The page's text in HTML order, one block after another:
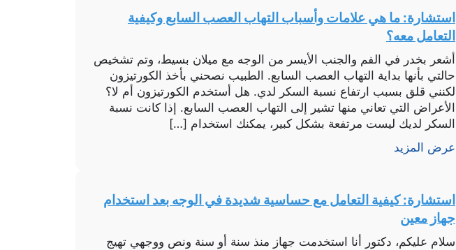
استشارة: ما هي علامات وأسباب التهاب العصب السابع وكيفية
التعامل معه؟
أشعر بخدر في الفم والجنب الأيسر من الوجه مع ميلان بسيط، وتم تشخيص
حالتي بأنها بداية التهاب العصب السابع. الطبيب نصحني بأخذ الكورتيزون
لكنني قلق بسبب ارتفاع نسبة السكر لدي. هل أستخدم الكورتيزون أم لا؟
الأعراض التي تعاني منها تشير إلى التهاب العصب السابع. إذا كانت نسبة
السكر لديك ليست مرتفعة بشكل كبير، يمكنك استخدام […]
عرض المزيد
استشارة: كيفية التعامل مع حساسية شديدة في الوجه بعد استخدام
جهاز معين
سلام عليكم، دكتور أنا استخدمت جهاز منذ سنة أو سنة ونص ووجهي تهيج